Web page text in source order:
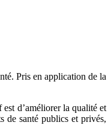
Pris en application de la
d’améliorer la qualité et
de santé publics et privés,